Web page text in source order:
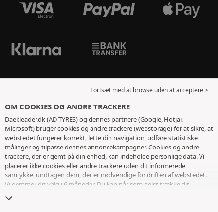
Fortsæt med at browse uden at acceptere >
OM COOKIES OG ANDRE TRACKERE
Daekleader.dk (AD TYRES) og dennes partnere (Google, Hotjar,
Microsoft) bruger cookies og andre trackere (webstorage) for at sikre, at
webstedet fungerer korrekt, lette din navigation, udføre statistiske
målinger og tilpasse dennes annoncekampagner. Cookies og andre
trackere, der er gemt på din enhed, kan indeholde personlige data. Vi
placerer ikke cookies eller andre trackere uden dit informerede
samtykke, undtagen dem, der er nødvendige for driften af ​​webstedet.
Vi gemmer dit valg i 6 måneder. Du kan når som helst trække dit
kan vælge at fortsætte med at browse uden at acceptere deponering af